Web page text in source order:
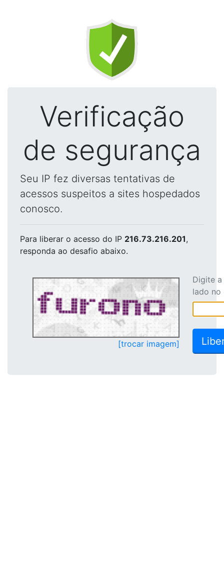
Verificação
de segurança
Seu IP fez diversas tentativas de
acessos suspeitos a sites hospedados
conosco.
Para liberar o acesso do IP 216.73.216.201,
responda ao desafio abaixo.
[trocar imagem]
Digite
lado no